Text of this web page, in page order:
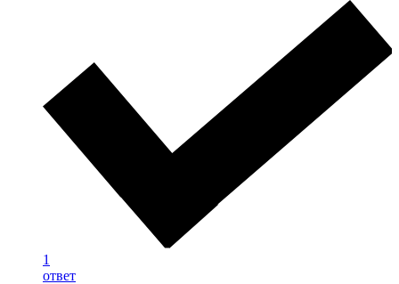
1
ответ